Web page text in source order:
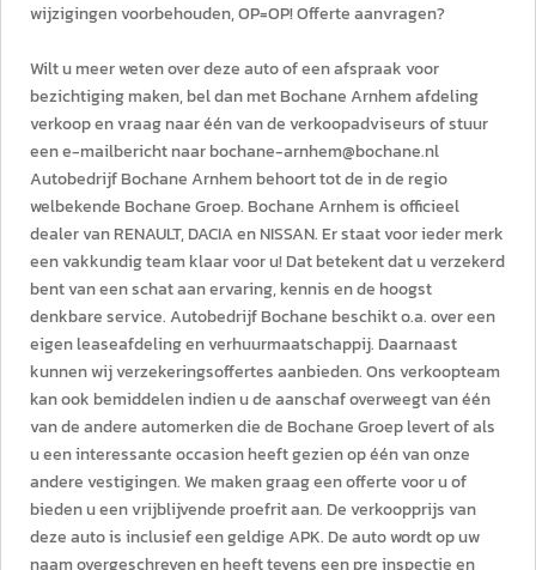
wijzigingen voorbehouden, OP=OP! Offerte aanvragen?
Wilt u meer weten over deze auto of een afspraak voor
bezichtiging maken, bel dan met Bochane Arnhem afdeling
verkoop en vraag naar één van de verkoopadviseurs of stuur
een e-mailbericht naar bochane-arnhem@bochane.nl
Autobedrijf Bochane Arnhem behoort tot de in de regio
welbekende Bochane Groep. Bochane Arnhem is officieel
dealer van RENAULT, DACIA en NISSAN. Er staat voor ieder merk
een vakkundig team klaar voor u! Dat betekent dat u verzekerd
bent van een schat aan ervaring, kennis en de hoogst
denkbare service. Autobedrijf Bochane beschikt o.a. over een
eigen leaseafdeling en verhuurmaatschappij. Daarnaast
kunnen wij verzekeringsoffertes aanbieden. Ons verkoopteam
kan ook bemiddelen indien u de aanschaf overweegt van één
van de andere automerken die de Bochane Groep levert of als
u een interessante occasion heeft gezien op één van onze
andere vestigingen. We maken graag een offerte voor u of
bieden u een vrijblijvende proefrit aan. De verkoopprijs van
deze auto is inclusief een geldige APK. De auto wordt op uw
naam overgeschreven en heeft tevens een pre inspectie en